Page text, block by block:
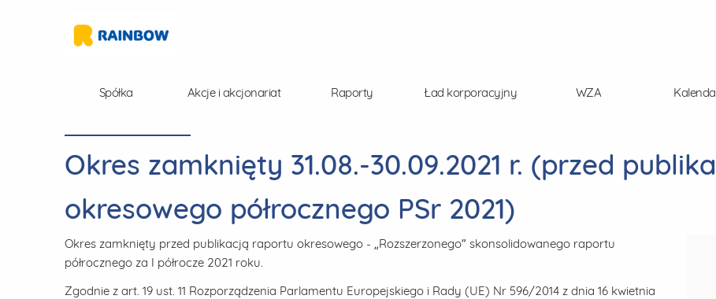
Spółka Akcje i akcjonariat Raporty Ład korporacyjny WZA
Okres zamknięty 31.08.-30.09.2021 r. (przed
okresowego półrocznego PSr 2021)
Okres zamknięty przed publikacją raportu okresowego - „Rozszerzonego” skonsolidowanego raportu
półrocznego za I półrocze 2021 roku.
Zgodnie z art. 19 ust. 11 Rozporządzenia Parlamentu Europejskiego i Rady (UE) Nr 596/2014 z dnia 16 kwietnia